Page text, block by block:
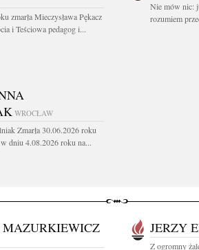
zmarła Mieczysława Pękacz
i Teściowa pedagog i...
Nie mów nic:
rozumiem
WROCŁAW
Zmarła 30.06.2026 roku
dniu 4.08.2026 roku na...
MAZURKIEWICZ JERZY
Z ogromny